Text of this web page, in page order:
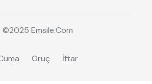
©2025 Emsile.Com
Oruç İftar